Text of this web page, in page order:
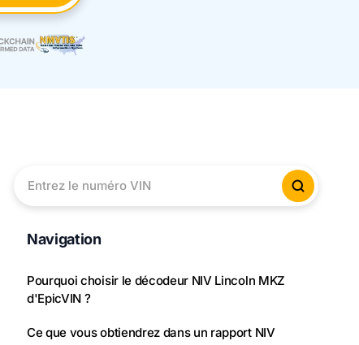
Entrez le numéro VIN Vérifier
Navigation
Pourquoi choisir le décodeur NIV Lincoln MKZ
d'EpicVIN ?
Ce que vous obtiendrez dans un rapport NIV